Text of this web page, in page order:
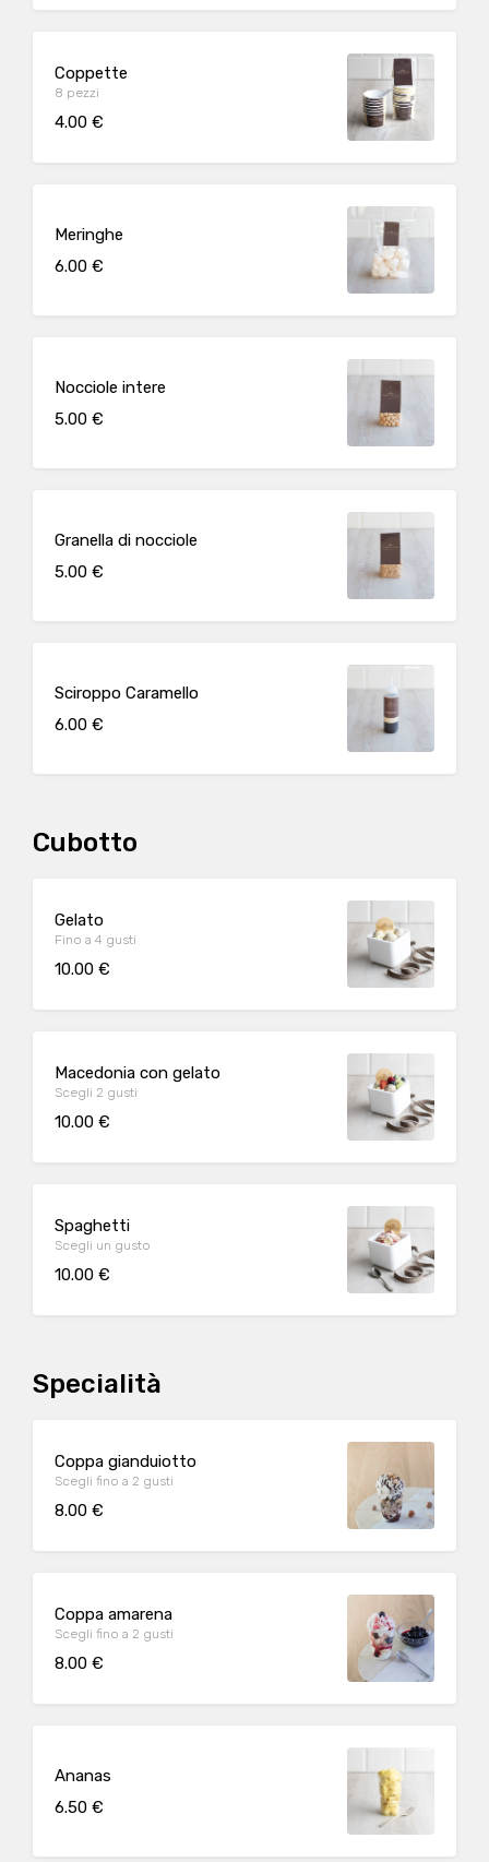
Coppette
8 pezzi
4.00 €
Meringhe
6.00 €
Nocciole intere
5.00 €
Granella di nocciole
5.00 €
Sciroppo Caramello
6.00 €
Cubotto
Gelato
Fino a 4 gusti
10.00 €
Macedonia con gelato
Scegli 2 gusti
10.00 €
Spaghetti
Scegli un gusto
10.00 €
Specialità
Coppa gianduiotto
Scegli fino a 2 gusti
8.00 €
Coppa amarena
Scegli fino a 2 gusti
8.00 €
Ananas
6.50 €